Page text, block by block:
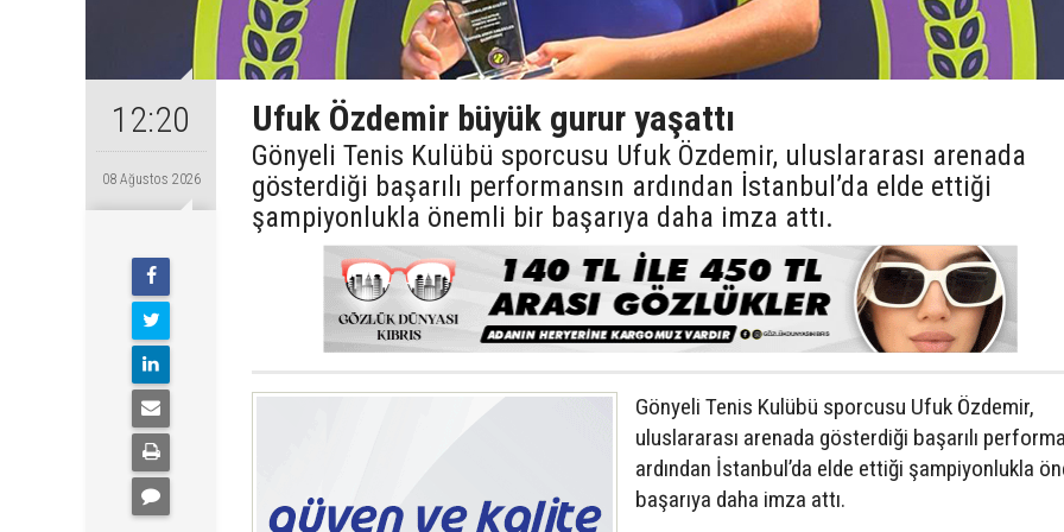
12:20
08 Ağustos 2026
Ufuk Özdemir büyük gurur yaşattı
Gönyeli Tenis Kulübü sporcusu Ufuk Özdemir, uluslararası arenada
gösterdiği başarılı performansın ardından İstanbul’da elde ettiği
şampiyonlukla önemli bir başarıya daha imza attı.
Gönyeli Tenis Kulübü sporcusu Ufuk Özdemir,
uluslararası arenada gösterdiği başarılı
ardından İstanbul’da elde ettiği şampiyonlukla
başarıya daha imza attı.